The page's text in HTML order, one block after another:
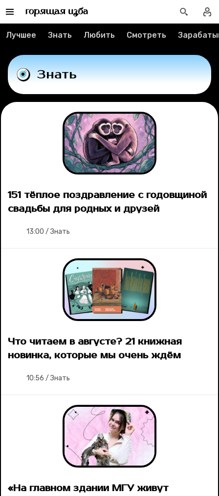
Рубрики
Новости
Лучшее
Секспросвет
Великие женщины
Рецепты
Ваши истории
Лучшее Знать Любить Смотреть
Знать
151 тёплое поздравление с годовщиной
свадьбы для родных и друзей
13:00 / Знать
Что читаем в августе? 21 книжная
новинка, которые мы очень ждём
10:56 / Знать
«На главном здании МГУ живут